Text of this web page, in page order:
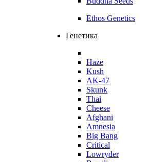
Ethos Genetics
Генетика
Haze
Kush
AK-47
Skunk
Thai
Cheese
Afghani
Amnesia
Big Bang
Critical
Lowryder